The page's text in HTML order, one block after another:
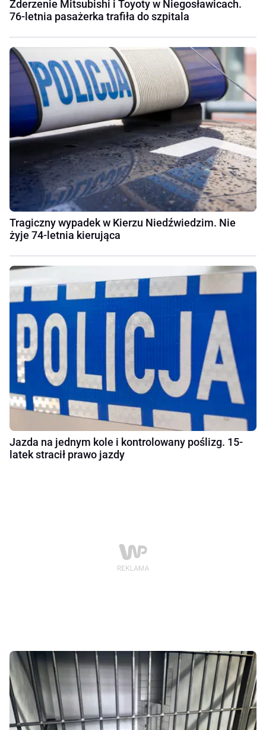
Zderzenie Mitsubishi i Toyoty w Niegosławicach.
76-letnia pasażerka trafiła do szpitala
Tragiczny wypadek w Kierzu Niedźwiedzim. Nie
żyje 74-letnia kierująca
Jazda na jednym kole i kontrolowany poślizg. 15-
latek stracił prawo jazdy